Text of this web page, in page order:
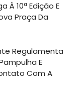
À 10ª Edição E
Praça Da
Regulamenta
E
Com A